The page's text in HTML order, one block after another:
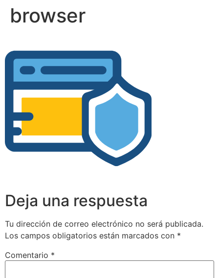
browser
Deja una respuesta
Tu dirección de correo electrónico no será publicada.
Los campos obligatorios están marcados con *
Comentario *